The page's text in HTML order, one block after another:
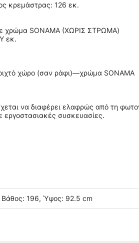
κρεμάστρας: 126 εκ.
χρώμα SONAMA (ΧΩΡΙΣ ΣΤΡΩΜΑ)
εκ.
χώρο (σαν ράφι)—χρώμα SONAMA
να διαφέρει ελαφρώς από τη
εργοστασιακές συσκευασίες.
196, Ύψος: 92.5 cm